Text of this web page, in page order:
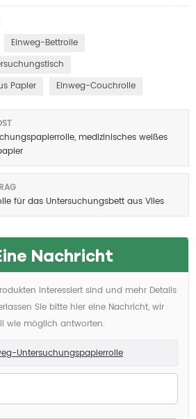
Einweg-Bettrolle
Papier
Einweg-Couchrolle
medizinisches weißes
für das Untersuchungsbett aus Vlies
Nachricht
interessiert sind und mehr Details
Sie bitte hier eine Nachricht, wir
wie möglich antworten.
Untersuchungspapierrolle